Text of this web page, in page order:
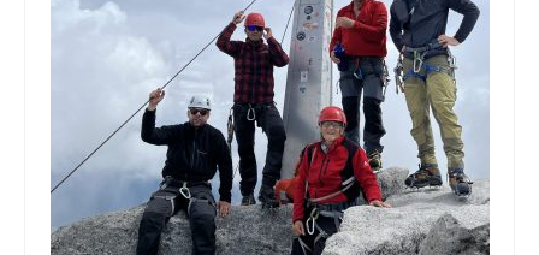
Der Verein